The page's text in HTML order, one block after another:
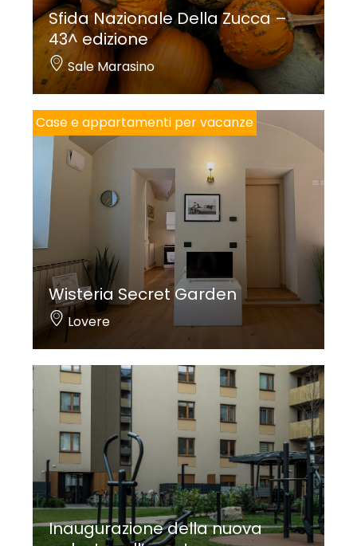
Sfida Nazionale Della Zucca –
43^ edizione
Sale Marasino
Case e appartamenti per vacanze
Wisteria Secret Garden
Lovere
Inaugurazione della nuova